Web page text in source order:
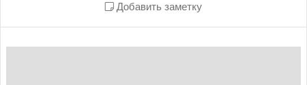
Добавить заметку